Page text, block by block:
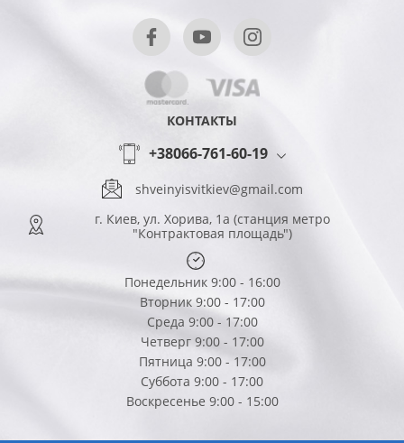
КОНТАКТЫ
+38066-761-60-19
shveinyisvitkiev@gmail.com
г. Киев, ул. Хорива, 1а (станция метро
"Контрактовая площадь")
Понедельник 9:00 - 16:00
Вторник 9:00 - 17:00
Среда 9:00 - 17:00
Четверг 9:00 - 17:00
Пятница 9:00 - 17:00
Суббота 9:00 - 17:00
Воскресенье 9:00 - 15:00